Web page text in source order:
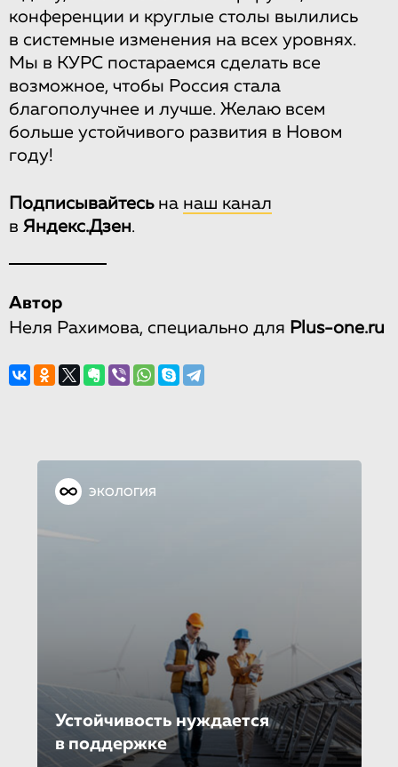
конференции и круглые столы вылились
в системные изменения на всех уровнях.
Мы в КУРС постараемся сделать все
возможное, чтобы Россия стала
благополучнее и лучше. Желаю всем
больше устойчивого развития в Новом
году!
Подписывайтесьна наш канал
в Яндекс.Дзен.
Автор
Неля Рахимова, специально для Plus-one.ru
ЭКОЛОГИЯ
Устойчивость нуждается
в поддержке